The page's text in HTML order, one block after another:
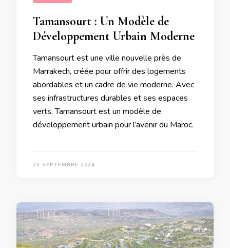
Tamansourt : Un Modèle de
Développement Urbain Moderne
Tamansourt est une ville nouvelle près de
Marrakech, créée pour offrir des logements
abordables et un cadre de vie moderne. Avec
ses infrastructures durables et ses espaces
verts, Tamansourt est un modèle de
développement urbain pour l’avenir du Maroc.
23 SEPTEMBRE 2024